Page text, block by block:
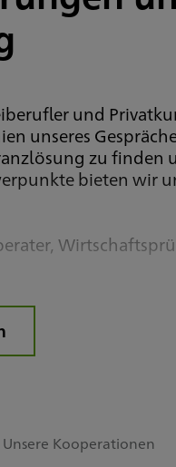
und
unseres
zu finden
bieten wir
Unsere Kooperationen